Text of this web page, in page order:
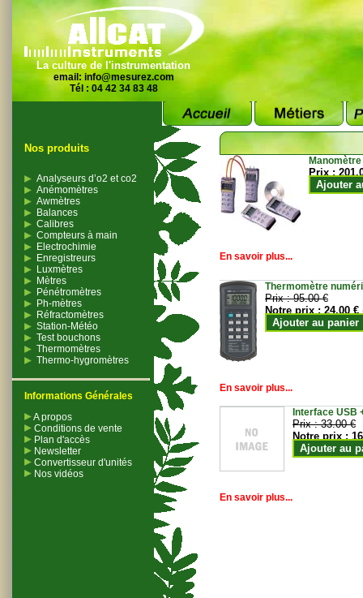
La culture de l'instrumentation
email: info@mesurez.com
Tél : 04 42 34 83 48
Nos produits
Analyseurs d’o2 et co2
Anémomètres
Awmètres
Balances
Calibres
Compteurs à main
Electrochimie
Enregistreurs
Luxmètres
Mètres
Pénétromètres
Ph-mètres
Réfractomètres
Station-Météo
Test bouchons
Thermomètres
Thermo-hygromètres
Informations Générales
A propos
Conditions de vente
Plan d'accès
Newsletter
Convertisseur d'unités
Nos vidéos
Prix :
Ajouter
En savoir plus...
Thermomètre
Prix :95.00 €
Notre prix :24.00 €
Ajouter au panier
En savoir plus...
Interface USB
Prix :33.00 €
Notre prix :
Ajouter au
En savoir plus...